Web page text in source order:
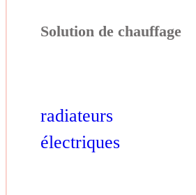
radiateurs
électriques